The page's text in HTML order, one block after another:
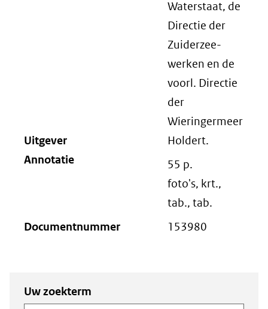
Waterstaat, de
Directie der
Zuiderzee-
werken en de
voorl. Directie
der
Wieringermeer
Uitgever
Holdert.
Annotatie
55 p.
foto's, krt.,
tab., tab.
Documentnummer
153980
Zoeken
Zoeken naar
Uw zoekterm